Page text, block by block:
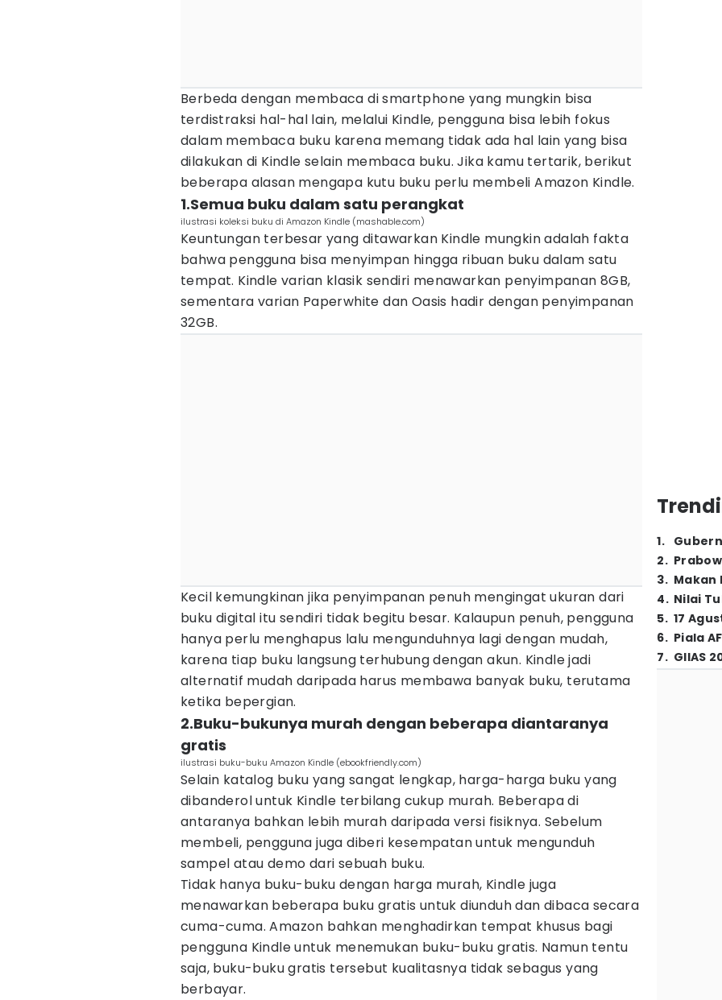
Berbeda dengan membaca di smartphone yang mungkin bisa
terdistraksi hal-hal lain, melalui Kindle, pengguna bisa lebih fokus
dalam membaca buku karena memang tidak ada hal lain yang bisa
dilakukan di Kindle selain membaca buku. Jika kamu tertarik, berikut
beberapa alasan mengapa kutu buku perlu membeli Amazon Kindle.
1.Semua buku dalam satu perangkat
ilustrasi koleksi buku di Amazon Kindle (mashable.com)
Keuntungan terbesar yang ditawarkan Kindle mungkin adalah fakta
bahwa pengguna bisa menyimpan hingga ribuan buku dalam satu
tempat. Kindle varian klasik sendiri menawarkan penyimpanan 8GB,
sementara varian Paperwhite dan Oasis hadir dengan penyimpanan
32GB.
Kecil kemungkinan jika penyimpanan penuh mengingat ukuran dari
buku digital itu sendiri tidak begitu besar. Kalaupun penuh, pengguna
hanya perlu menghapus lalu mengunduhnya lagi dengan mudah,
karena tiap buku langsung terhubung dengan akun. Kindle jadi
alternatif mudah daripada harus membawa banyak buku, terutama
ketika bepergian.
2.Buku-bukunya murah dengan beberapa diantaranya
gratis
ilustrasi buku-buku Amazon Kindle (ebookfriendly.com)
Selain katalog buku yang sangat lengkap, harga-harga buku yang
dibanderol untuk Kindle terbilang cukup murah. Beberapa di
antaranya bahkan lebih murah daripada versi fisiknya. Sebelum
membeli, pengguna juga diberi kesempatan untuk mengunduh
sampel atau demo dari sebuah buku.
Tidak hanya buku-buku dengan harga murah, Kindle juga
menawarkan beberapa buku gratis untuk diunduh dan dibaca secara
cuma-cuma. Amazon bahkan menghadirkan tempat khusus bagi
pengguna Kindle untuk menemukan buku-buku gratis. Namun tentu
saja, buku-buku gratis tersebut kualitasnya tidak sebagus yang
berbayar.
1.
2.
3. Makan
4. Nilai
5. 17
6. Piala
7. GIIAS